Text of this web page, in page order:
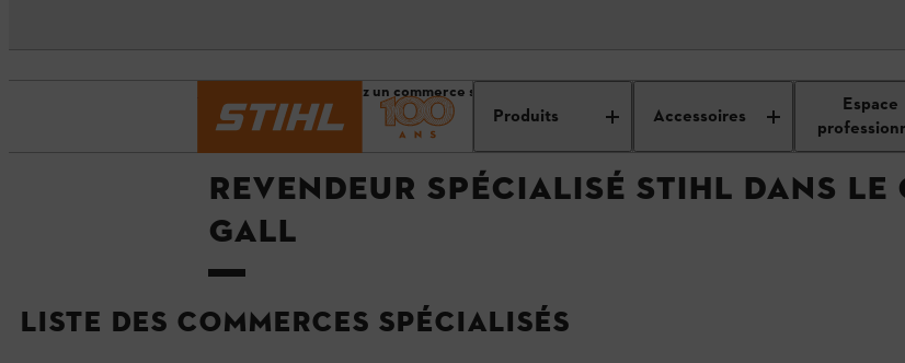
Produits Accessoires
Espace
Trouvez un commerce spécialisé
REVENDEUR SPÉCIALISÉ STIHL DANS
GALL
LISTE DES COMMERCES SPÉCIALISÉS